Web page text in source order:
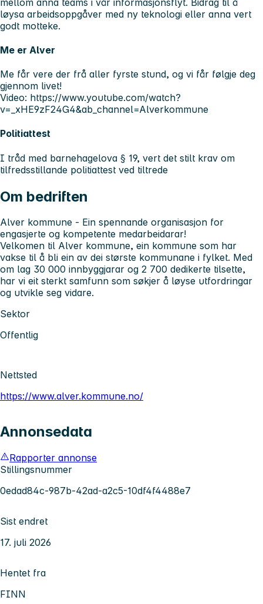
løysa arbeidsoppgåver med ny teknologi eller anna vert
godt motteke.
Me er Alver
Me får vere der frå aller fyrste stund, og vi får følgje deg
gjennom livet!
Video: https://www.youtube.com/watch?
v=_xHE9zF24G4&ab_channel=Alverkommune
Politiattest
I tråd med barnehagelova § 19, vert det stilt krav om
tilfredsstillande politiattest ved tiltrede
Om bedriften
Alver kommune - Ein spennande organisasjon for
engasjerte og kompetente medarbeidarar!
Velkomen til Alver kommune, ein kommune som har
vakse til å bli ein av dei største kommunane i fylket. Med
om lag 30 000 innbyggjarar og 2 700 dedikerte tilsette,
har vi eit sterkt samfunn som søkjer å løyse utfordringar
og utvikle seg vidare.
Sektor
Offentlig
Nettsted
https://www.alver.kommune.no/
Annonsedata
Rapporter annonse
Stillingsnummer
0edad84c-987b-42ad-a2c5-10df4f4488e7
Sist endret
17. juli 2026
Hentet fra
FINN